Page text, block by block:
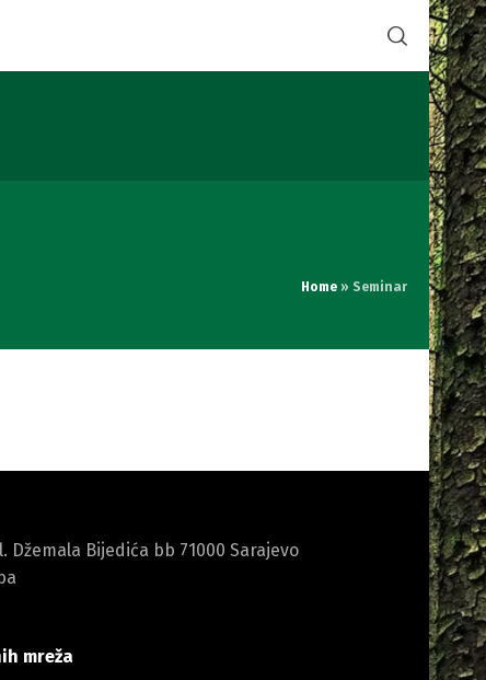
Home » Seminar
Džemala Bijedića bb 71000 Sarajevo
mreža